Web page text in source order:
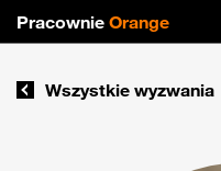
Pracownie Orange
Wszystkie wyzwania